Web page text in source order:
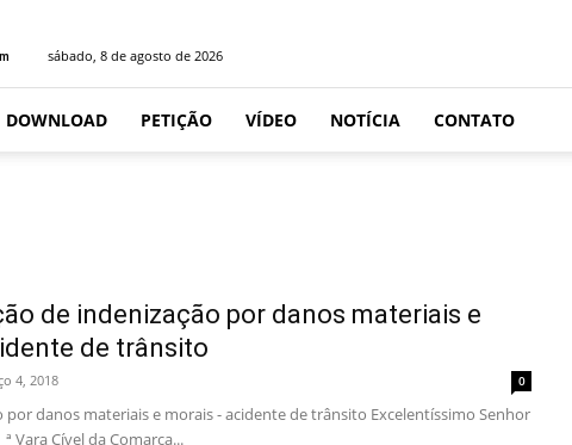
sábado, 8 de agosto de 2026
DOWNLOAD PETIÇÃO VÍDEO NOTÍCIA CONTATO
de indenização por danos materiais e
de trânsito
4, 2018 0
por danos materiais e morais - acidente de trânsito Excelentíssimo Senhor
ª Vara Cível da Comarca...